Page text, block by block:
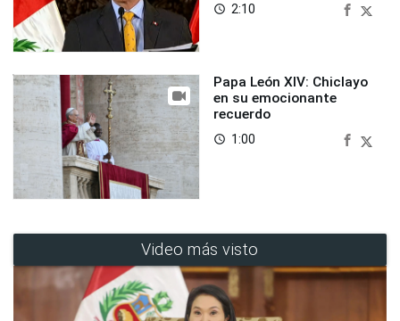
access_time 2:10
Papa León XIV: Chiclayo
en su emocionante
recuerdo
access_time 1:00
Video más visto